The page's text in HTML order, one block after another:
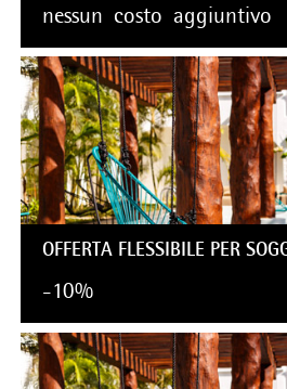
nessun costo aggiuntivo
OFFERTA FLESSIBILE PER
-10%